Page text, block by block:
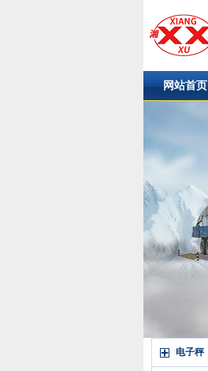
网站首页
电子秤